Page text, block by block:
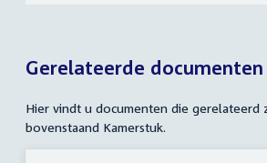
Gerelateerde documenten
Hier vindt u documenten die gerelateerd
bovenstaand Kamerstuk.